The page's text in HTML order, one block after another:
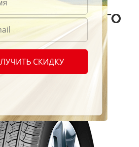
для вашего
СКИДКУ